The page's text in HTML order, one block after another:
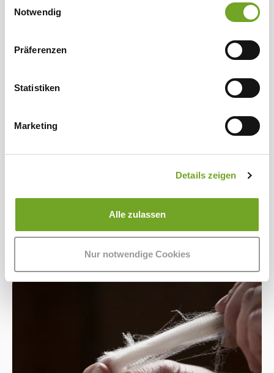
Notwendig
Präferenzen
Statistiken
Marketing
Details zeigen
Alle zulassen
Nur notwendige Cookies
20,00 €*